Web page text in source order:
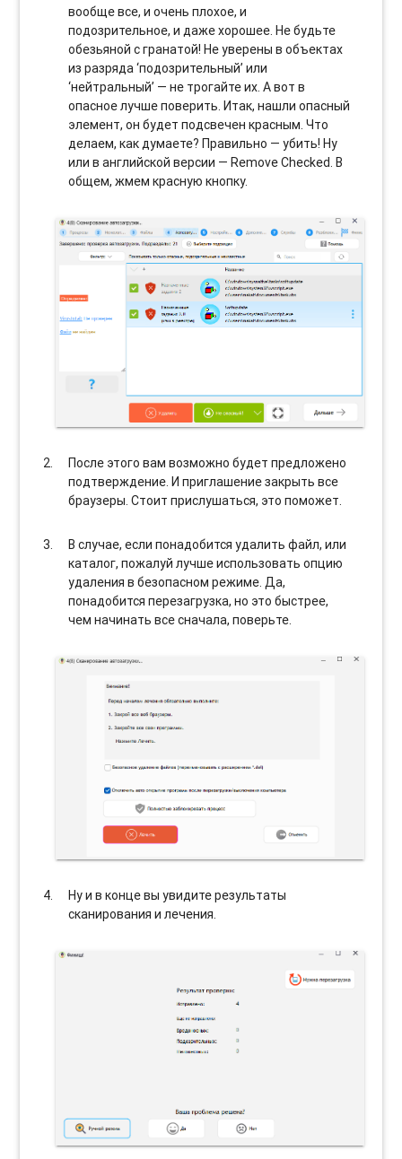
вообще все, и очень плохое, и
подозрительное, и даже хорошее. Не будьте
обезьяной с гранатой! Не уверены в объектах
из разряда ‘подозрительный’ или
‘нейтральный’ — не трогайте их. А вот в
опасное лучше поверить. Итак, нашли опасный
элемент, он будет подсвечен красным. Что
делаем, как думаете? Правильно — убить! Ну
или в английской версии — Remove Checked. В
общем, жмем красную кнопку.
После этого вам возможно будет предложено
подтверждение. И приглашение закрыть все
браузеры. Стоит прислушаться, это поможет.
В случае, если понадобится удалить файл, или
каталог, пожалуй лучше использовать опцию
удаления в безопасном режиме. Да,
понадобится перезагрузка, но это быстрее,
чем начинать все сначала, поверьте.
Ну и в конце вы увидите результаты
сканирования и лечения.